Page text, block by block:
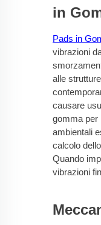
in
Pads in
vibrazioni
alle
causare
gomma per
ambientali
calcolo
Quando
vibrazioni